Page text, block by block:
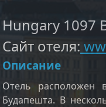
Hungary 1097
Сайт отеля:
Описание
Отель расположен
Будапешта. В